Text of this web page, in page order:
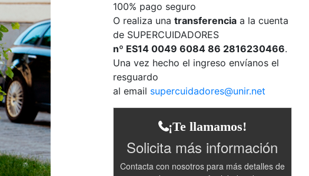
100% pago seguro
O realiza una transferenciaa la cuenta
de SUPERCUIDADORES
nº ES14 0049 6084 86 2816230466.
Una vez hecho el ingreso envíanos el
resguardo
al email supercuidadores@unir.net
¡Te llamamos!
Solicita más información
Contacta con nosotros para más detalles de